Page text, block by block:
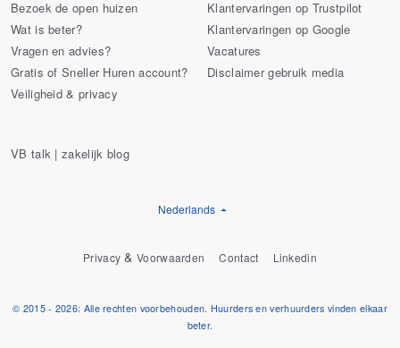
Bezoek de open huizen
Wat is beter?
Vragen en advies?
Gratis of Sneller Huren account?
Veiligheid & privacy
Klantervaringen op Trustpilot
Klantervaringen op Google
Vacatures
Disclaimer gebruik media
VB talk | zakelijk blog
Nederlands
Privacy &Voorwaarden Contact Linkedin
© 2015 - 2026: Alle rechten voorbehouden. Huurders en verhuurders vinden elkaar
beter.